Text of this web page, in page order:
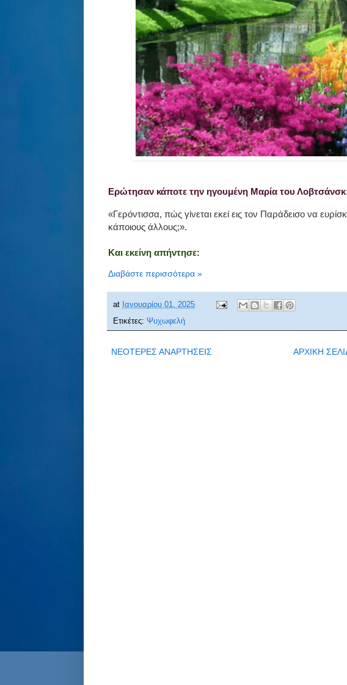
Ερώτησαν κάποτε την ηγουμένη Μαρία του
«Γερόντισσα, πώς γίνεται εκεί εις τον Παράδεισο να
κάποιους άλλους;».
Και εκείνη απήντησε:
Διαβάστε περισσότερα »
at Ιανουαρίου 01, 2025
Ετικέτες: Ψυχωφελή
ΝΕΟΤΕΡΕΣ ΑΝΑΡΤΗΣΕΙΣ ΑΡΧΙΚΗ